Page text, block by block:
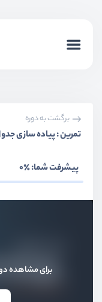
برگشت به دوره
تمرین : پیاده سازی
پیشرفت شما:٪0
برای مشاهده